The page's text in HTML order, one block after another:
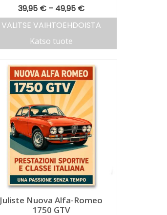
39,95 € – 49,95 €
VALITSE VAIHTOEHDOISTA
Katso tuote
Juliste Nuova Alfa-Romeo
1750 GTV